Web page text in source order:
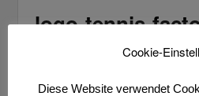
logo-tennis-
Cookie-
Diese Website verwendet